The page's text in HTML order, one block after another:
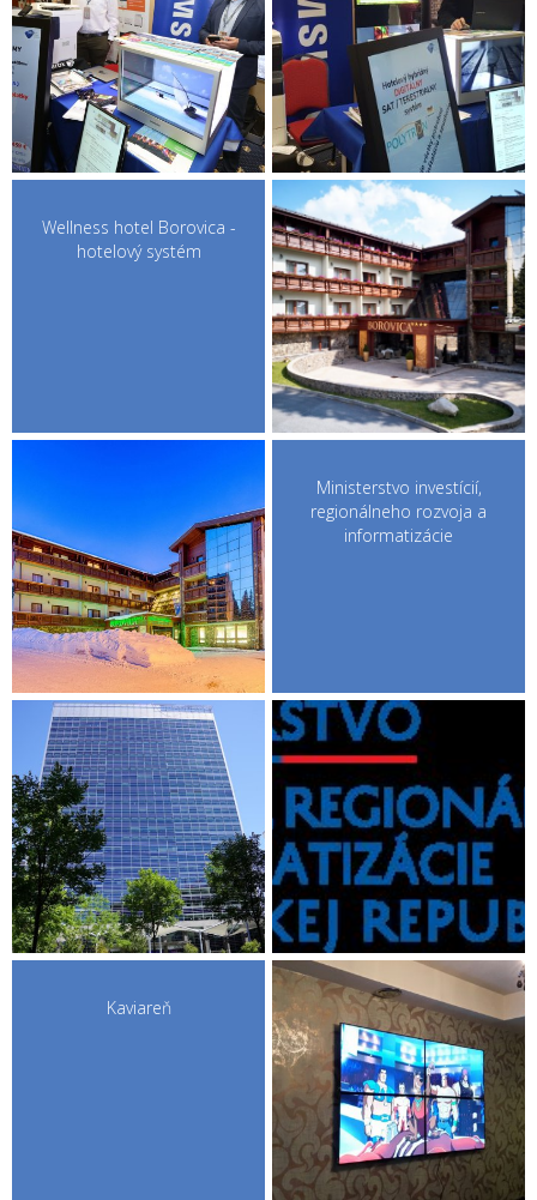
Wellness hotel Borovica -
hotelový systém
Ministerstvo investícií,
regionálneho rozvoja a
informatizácie
Kaviareň